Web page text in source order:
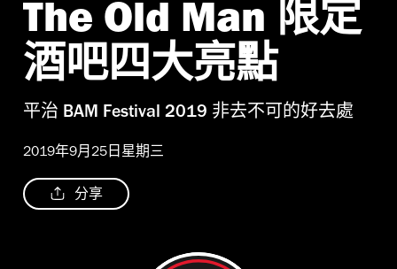
The Old Man 限定
酒吧四大亮點
平治 BAM Festival 2019 非去不可的好去處
2019年9月25日星期三
分享